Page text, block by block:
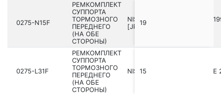
0275-N15F
РЕМКОМПЛЕКТ
СУППОРТА
ТОРМОЗНОГО
ПЕРЕДНЕГО
(НА ОБЕ
СТОРОНЫ)
NISSAN WINGROAD/AD Y11
[JP] 19
0275-L31F
РЕМКОМПЛЕКТ
СУППОРТА
ТОРМОЗНОГО
ПЕРЕДНЕГО
(НА ОБЕ
СТОРОНЫ)
NISSAN JUKE UK MAKE
15